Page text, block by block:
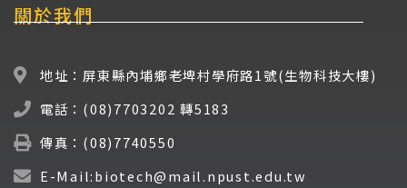
關於我們
地址：屏東縣內埔鄉老埤村學府路1號(生物科技大樓)
電話：(08)7703202 轉5183
傳真：(08)7740550
E-Mail:biotech@mail.npust.edu.tw